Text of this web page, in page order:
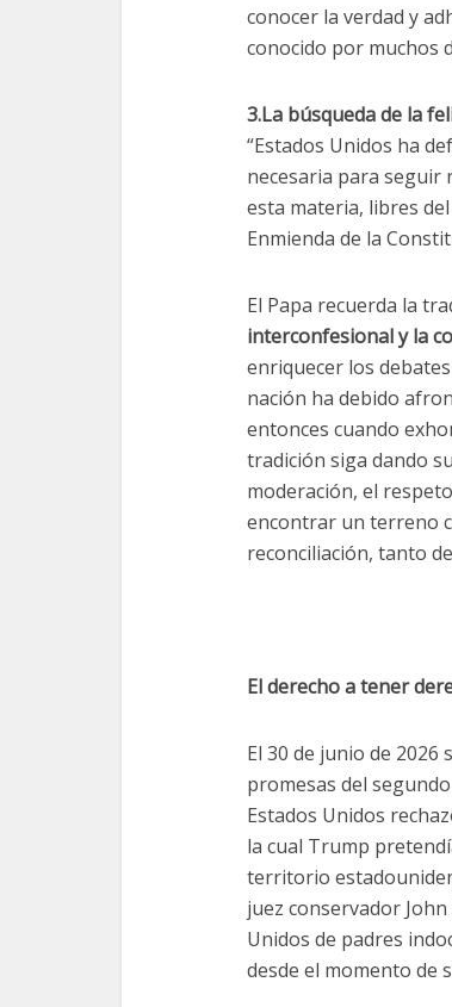
conocer la verdad y
conocido por muchos
3.La búsqueda de la
“Estados Unidos ha
necesaria para seguir
esta materia, libres
Enmienda de la
El Papa recuerda la
interconfesional y la
enriquecer los
nación ha debido
entonces cuando
tradición siga dando
moderación, el
encontrar un terreno
reconciliación, tanto
El derecho a tener
El 30 de junio de
promesas del
Estados Unidos
la cual Trump
territorio
juez conservador
Unidos de padres
desde el momento de